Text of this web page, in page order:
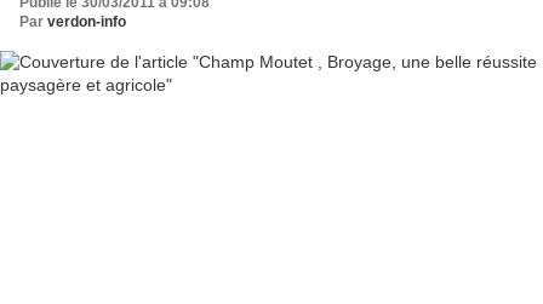
Par verdon-info